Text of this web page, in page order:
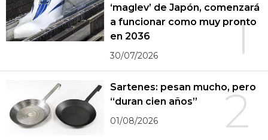
1
‘maglev’ de Japón, comenzará
a funcionar como muy pronto
en 2036
30/07/2026
2
Sartenes: pesan mucho, pero
“duran cien años”
01/08/2026